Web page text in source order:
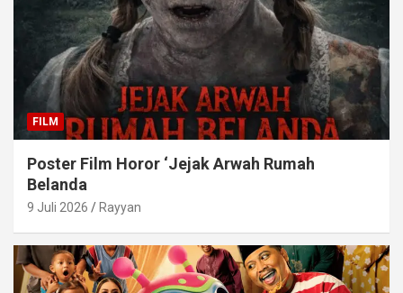
FILM
Poster Film Horor ‘Jejak Arwah Rumah
Belanda
9 Juli 2026 Rayyan